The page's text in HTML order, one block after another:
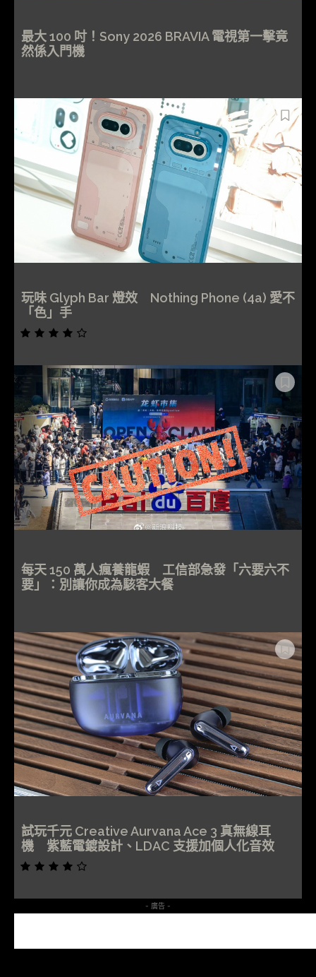
最大 100 吋！Sony 2026 BRAVIA 電視第一擊竟
然係入門機
玩味 Glyph Bar 燈效 Nothing Phone (4a) 愛不
「色」手
每天 150 萬人瘋養龍蝦 工信部急發「六要六不
要」：別讓你成為駭客大餐
試玩千元 Creative Aurvana Ace 3 真無線耳
機 紫藍電鍍設計、LDAC 支援加個人化音效
- 廣告 -